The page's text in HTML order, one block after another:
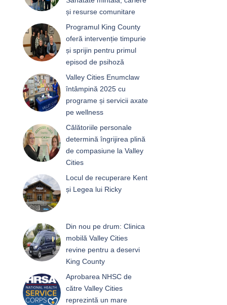
și resurse comunitare
Programul King County
oferă intervenție timpurie
și sprijin pentru primul
episod de psihoză
Valley Cities Enumclaw
întâmpină 2025 cu
programe și servicii axate
pe wellness
Călătoriile personale
determină îngrijirea plină
de compasiune la Valley
Cities
Locul de recuperare Kent
și Legea lui Ricky
Din nou pe drum: Clinica
mobilă Valley Cities
revine pentru a deservi
King County
Aprobarea NHSC de
către Valley Cities
reprezintă un mare